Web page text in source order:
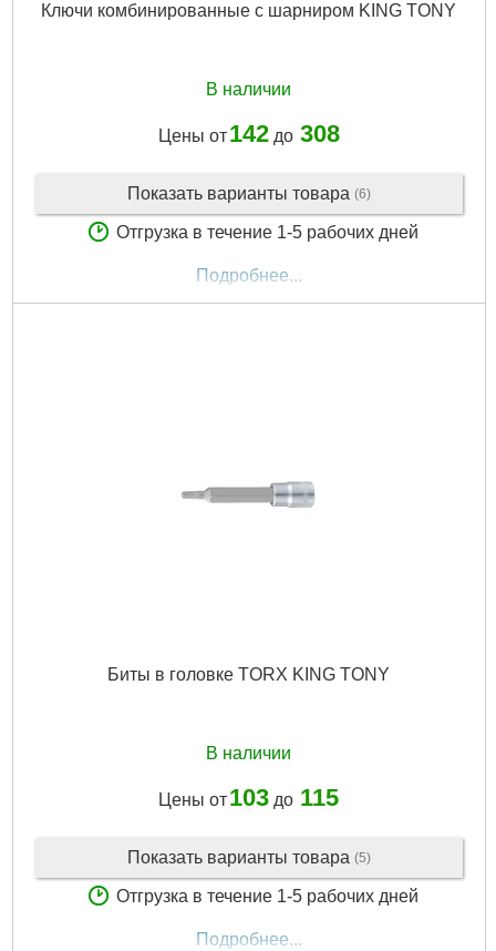
Ключи комбинированные с шарниром KING TONY
В наличии
Цены от 142до 308
Показать варианты товара (6)
Отгрузка в течение 1-5 рабочих дней
Подробнее...
Биты в головке TORX KING TONY
В наличии
Цены от103 до 115
Показать варианты товара (5)
Отгрузка в течение 1-5 рабочих дней
Подробнее...